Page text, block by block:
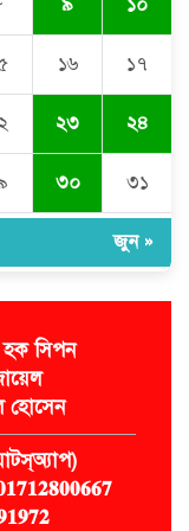
আসামিদের
৯ ১০
১৬ ১৭
২৩ ২৪
৩০ ৩১
জুন »
সিপন
হোসেন